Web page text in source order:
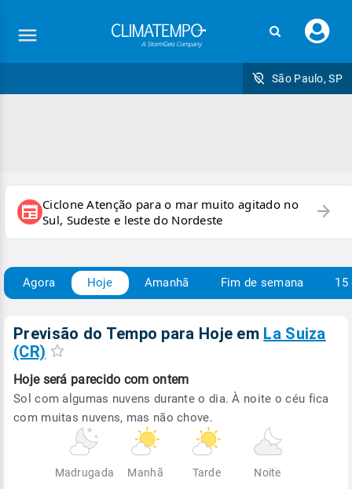
seu
São Paulo, SP
newspaper Ciclone Atenção para o mar muito agitado no
Sul, Sudeste e leste do Nordeste
arrow_forward
Agora Hoje Amanhã Fim de semana 15
Previsão do Tempo para Hoje em La Suiza
(CR)
Hoje será parecido com ontem
Sol com algumas nuvens durante o dia. À noite o céu fica
com muitas nuvens, mas não chove.
Madrugada Manhã Tarde Noite